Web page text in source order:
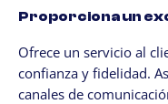
Proporciona un
Ofrece un servicio al
confianza y fidelidad.
canales de